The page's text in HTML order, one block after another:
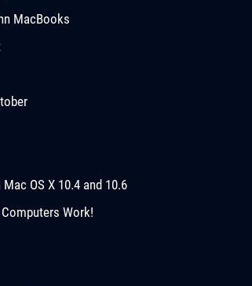
MacBooks
OS X 10.4 and 10.6
Work!